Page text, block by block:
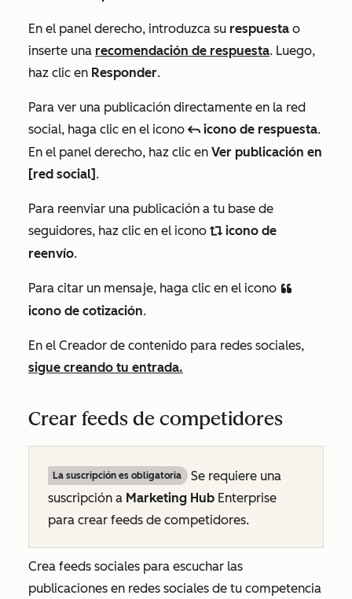
En el panel derecho, introduzca su respuesta o
inserte una recomendación de respuesta. Luego,
haz clic en Responder.
Para ver una publicación directamente en la red
social, haga clic en el icono reply icono de respuesta.
En el panel derecho, haz clic en Ver publicación en
[red social] .
Para reenviar una publicación a tu base de
seguidores, haz clic en el icono socialRetweet icono de
reenvío.
Para citar un mensaje, haga clic en el icono insertQuote
icono de cotización.
En el Creador de contenido para redes sociales,
sigue creando tu entrada.
Crear feeds de competidores
La suscripción es obligatoria
Se requiere una
suscripción a Marketing Hub Enterprise
para crear feeds de competidores.
Crea feeds sociales para escuchar las
publicaciones en redes sociales de tu competencia